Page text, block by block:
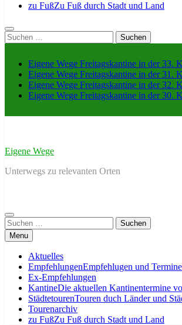
zu FußZu Fuß durch Stadt und Land
Suche
nach:
Eigene Wege Freitagskantine in der 33.
Eigene Wege Freitagskantine in der 31.
Eigene Wege Freitagskantine in der 32.
Eigene Wege Freitagskantine in der 30.
Eigene Wege
Unterwegs zu relevanten Orten
Suche
nach:
Menu
Aktuelles
EmpfehlungenEmpfehlugen und
Ex-Empfehlungen
KantineDie aktuellen Kantinentermine
StädtetourenTouren duch Länder und
Tourenarchiv
zu FußZu Fuß durch Stadt und Land